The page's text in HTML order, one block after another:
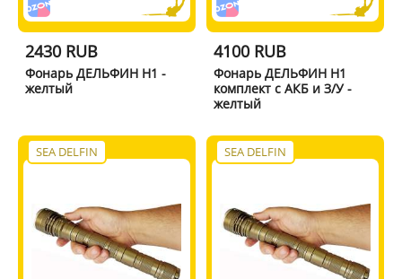
2430 RUB
Фонарь ДЕЛЬФИН H1 -
желтый
4100 RUB
Фонарь ДЕЛЬФИН H1
комплект с АКБ и З/У -
желтый
SEA DELFIN SEA DELFIN